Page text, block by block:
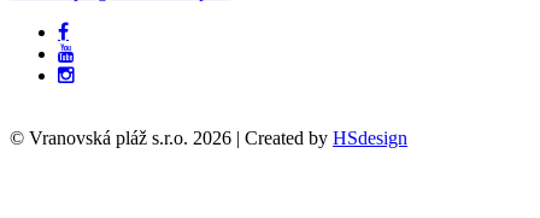
© Vranovská pláž s.r.o. 2026 | Created by HSdesign